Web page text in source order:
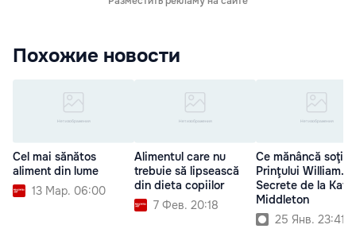
Похожие новости
Cel mai sănătos
aliment din lume
13 Мар. 06:00
Alimentul care nu
trebuie să lipsească
din dieta copiilor
7 Фев. 20:18
Ce mănâncă soţia
Prinţului William.
Secrete de la Kate
Middleton
25 Янв. 23:41